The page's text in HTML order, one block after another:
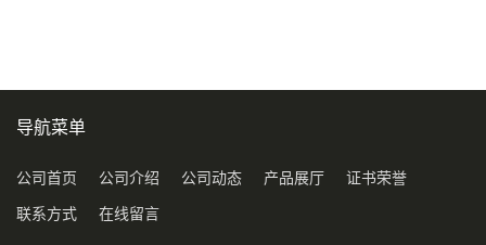
导航菜单
公司首页 公司介绍 公司动态 产品展厅 证书荣誉
联系方式 在线留言